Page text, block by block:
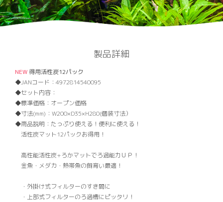
製品詳細
NEW得用活性炭12パック
JANコード： 4972814540095
セット内容：
標準価格： オープン価格
寸法(mm)： W200×D35×H280(個装寸法）
商品説明： たっぷり使える！便利に使える！
活性炭マット12パックお得用！
高性能活性炭+ろかマットでろ過能力ＵＰ！
金魚・メダカ・熱帯魚の飼育い最適！
・外掛け式フィルターのすき間に
・上部式フィルターのろ過槽にピッタリ！